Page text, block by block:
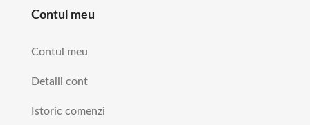
Contul meu
Contul meu
Detalii cont
Istoric comenzi